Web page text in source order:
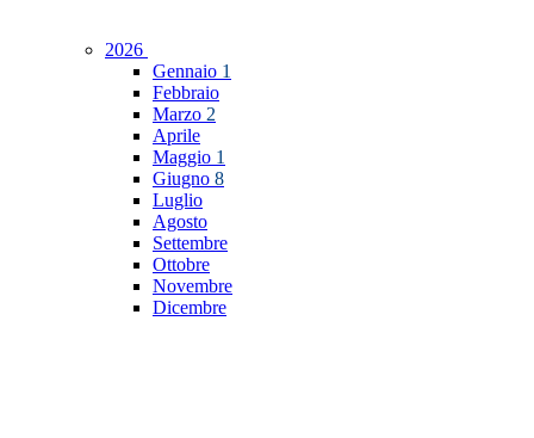
2026
Gennaio 1
Febbraio
Marzo 2
Aprile
Maggio 1
Giugno 8
Luglio
Agosto
Settembre
Ottobre
Novembre
Dicembre